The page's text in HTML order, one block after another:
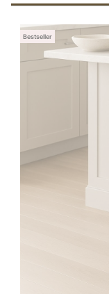
Bestseller